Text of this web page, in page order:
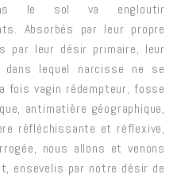
le sol va engloutir
Absorbés par leur propre
par leur désir primaire, leur
lequel narcisse ne se
fois vagin rédempteur, fosse
antimatière géographique,
réfléchissante et réflexive,
nous allons et venons
ensevelis par notre désir de